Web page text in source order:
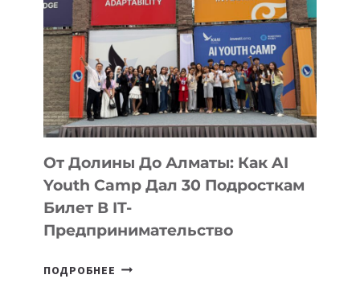
От Долины До Алматы: Как AI
Youth Camp Дал 30 Подросткам
Билет В IT-
Предпринимательство
ПОДРОБНЕЕ ОТ